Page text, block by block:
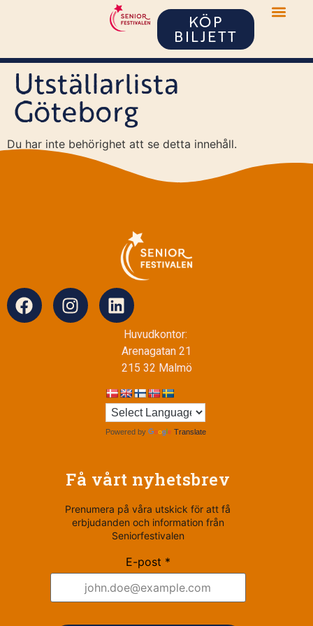
KÖP
BILJETT
Utställarlista
Göteborg
Du har inte behörighet att se detta innehåll.
Huvudkontor:
Arenagatan 21
215 32 Malmö
Powered by Translate
Få vårt nyhetsbrev
Prenumera på våra utskick för att få
erbjudanden och information från
Seniorfestivalen
E-post *